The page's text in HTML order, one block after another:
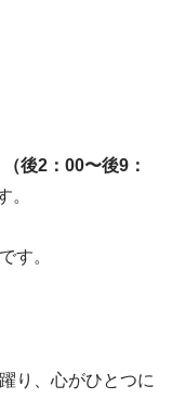
（後2：00〜後9：
。
です。
り、心がひとつに